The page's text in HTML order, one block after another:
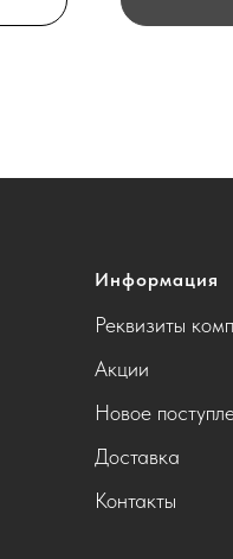
Информация
Реквизиты
Акции
Новое
Доставка
Контакты